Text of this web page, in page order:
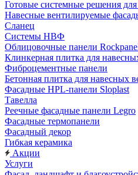
Готовые системные решения
Навесные вентилируемые
Сланец
Системы НВФ
Облицовочные панели
Клинкерная плитка для
Фиброцементные панели
Бетонная плитка для навесных
Фасадные HPL-панели Sloplast
Тавелла
Реечные фасадные панели Legro
Фасадные термопанели
Фасадный декор
Гибкая керамика
Акции
Услуги